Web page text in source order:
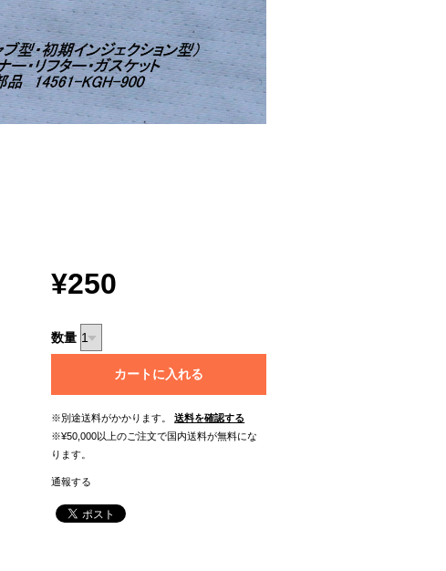
¥250
数量
カートに入れる
※別途送料がかかります。
送料を確認する
※¥50,000以上のご注文で国内送料が無料にな
ります。
通報する